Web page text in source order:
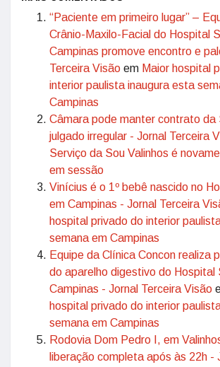
“Paciente em primeiro lugar” –
Crânio-Maxilo-Facial do Hospital
Campinas promove encontro e
Terceira Visão em Maior hospital
interior paulista inaugura esta
Campinas
Câmara pode manter contrato da
julgado irregular - Jornal Terceira
Serviço da Sou Valinhos é
em sessão
Vinícius é o 1º bebê nascido no
em Campinas - Jornal Terceira
hospital privado do interior
semana em Campinas
Equipe da Clínica Concon realiza
do aparelho digestivo do Hospital
Campinas - Jornal Terceira Visão
hospital privado do interior
semana em Campinas
Rodovia Dom Pedro I, em
liberação completa após às 22h -